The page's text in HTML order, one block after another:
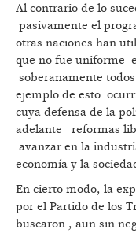
Al contrario de lo
pasivamente el
otras naciones han
que no fue uniforme
soberanamente
ejemplo de esto
cuya defensa de la
adelante reformas
avanzar en la
economía y la
En cierto modo, la
por el Partido de los
buscaron , aun sin